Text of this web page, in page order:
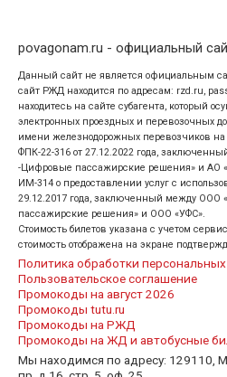
povagonam.ru - официальный
Данный сайт не является официальным
сайт РЖД находится по адресам: rzd.ru,
находитесь на сайте субагента, который
электронных проездных и перевозочных
имени железнодорожных перевозчиков
ФПК-22-316 от 27.12.2022 года,
-Цифровые пассажирские решения» и АО
ИМ-314 о предоставлении услуг с
29.12.2017 года, заключенный между
пассажирские решения» и ООО «УФС».
Стоимость билетов указана с учетом
стоимость отображена на экране
Политика обработки
Пользовательское соглашение
Промокоды на август 2026
Промокоды tutu.ru
Промокоды на РЖД
Промокоды на ЖД и автобусные
Мы находимся по адресу: 129110,